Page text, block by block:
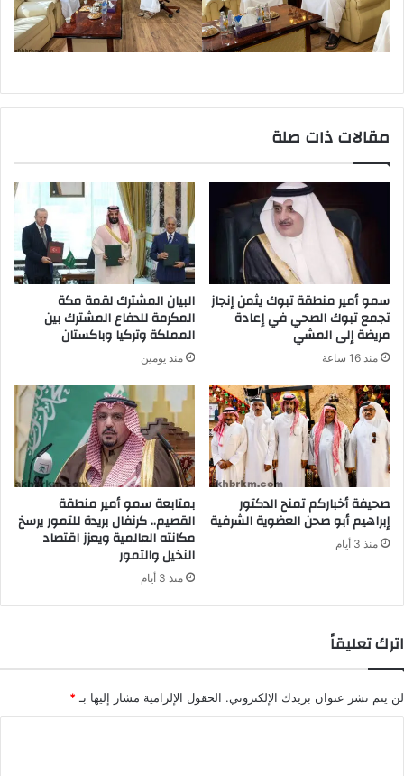
مقالات ذات صلة
سمو أمير منطقة تبوك يثمن إنجاز
تجمع تبوك الصحي في إعادة
مريضة إلى المشي
منذ 16 ساعة
البيان المشترك لقمة مكة
المكرمة للدفاع المشترك بين
المملكة وتركيا وباكستان
منذ يومين
صحيفة أخباركم تمنح الدكتور
إبراهيم أبو صحن العضوية الشرفية
منذ 3 أيام
بمتابعة سمو أمير منطقة
القصيم.. كرنفال بريدة للتمور يرسخ
مكانته العالمية ويعزز اقتصاد
النخيل والتمور
منذ 3 أيام
اترك تعليقاً
لن يتم نشر عنوان بريدك الإلكتروني. الحقول الإلزامية مشار إليها بـ *